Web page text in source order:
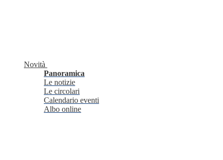
Novità
Panoramica
Le notizie
Le circolari
Calendario eventi
Albo online